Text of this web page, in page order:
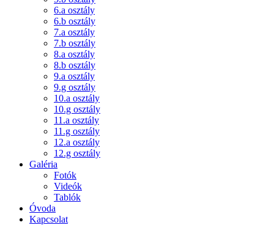
6.a osztály
6.b osztály
7.a osztály
7.b osztály
8.a osztály
8.b osztály
9.a osztály
9.g osztály
10.a osztály
10.g osztály
11.a osztály
11.g osztály
12.a osztály
12.g osztály
Galéria
Fotók
Videók
Tablók
Óvoda
Kapcsolat